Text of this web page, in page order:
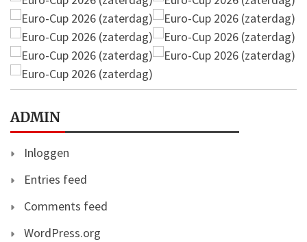
ADMIN
Inloggen
Entries feed
Comments feed
WordPress.org